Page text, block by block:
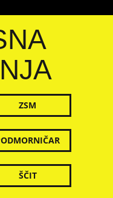
ZSM
ŠČIT